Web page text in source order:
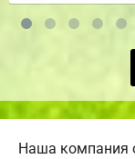
Наша компания